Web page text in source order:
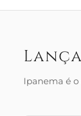
Ipanema é